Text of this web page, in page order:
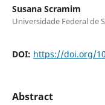
Susana Scramim
Universidade Federal de
DOI: https://doi.org/
Abstract